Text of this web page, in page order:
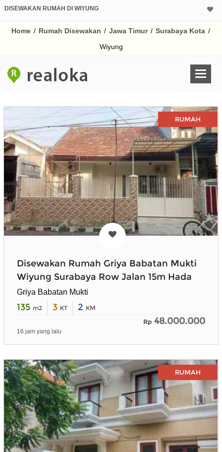
DISEWAKAN RUMAH DI WIYUNG
Home / Rumah Disewakan / Jawa Timur / Surabaya Kota /
Wiyung
RUMAH
Disewakan Rumah Griya Babatan Mukti
Wiyung Surabaya Row Jalan 15m Hada
Griya Babatan Mukti
135 m2 3 KT 2 KM
Rp 48.000.000
16 jam yang lalu
RUMAH